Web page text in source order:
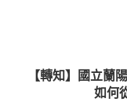
【轉知】國立蘭
如何